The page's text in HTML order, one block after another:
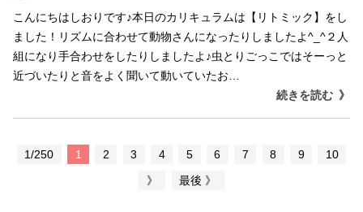
こんにちはしおりです♪本日のカリキュラムは【リトミック】をし
ました！リズムに合わせて動物さんになったりしましたよ^_^２人
組になり手合わせをしたりしましたよ♪虫とりごっこではそーっと
近づいたりと音をよく聞いて動いていたお…
続きを読む
1/250 1 2 3 4 5 6 7 8 9
10
》
最後 》